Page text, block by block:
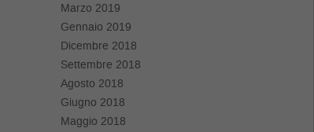
Marzo 2019
Gennaio 2019
Dicembre 2018
Settembre 2018
Agosto 2018
Giugno 2018
Maggio 2018